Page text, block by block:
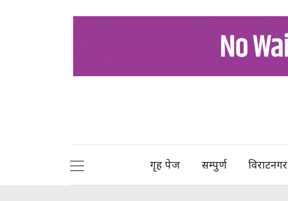
गृह पेज सम्पुर्ण विराटनगर